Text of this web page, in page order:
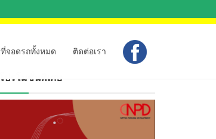
ที่จอดรถทั้งหมด ติดต่อเรา
โปรโมชั่นพิเศษ